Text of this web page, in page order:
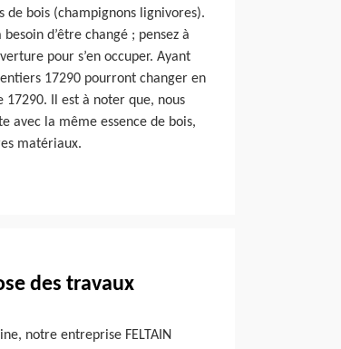
de bois (champignons lignivores).
d’être changé ; pensez à
pour s’en occuper. Ayant
17290 pourront changer en
Il est à noter que, nous
avec la même essence de bois,
matériaux.
des travaux
notre entreprise FELTAIN